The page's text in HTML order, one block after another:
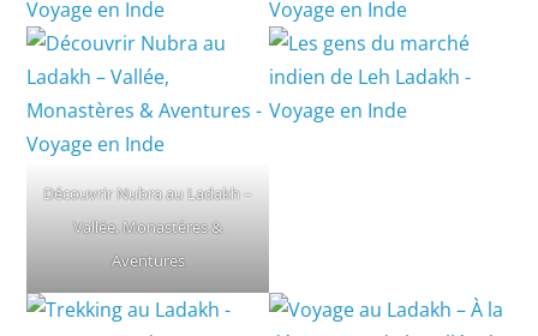
Découvrir Nubra au Ladakh –
Vallée, Monastères &
Aventures